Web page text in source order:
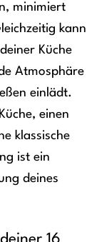
minimiert
kann
Küche
Atmosphäre
einlädt.
einen
klassische
ist ein
deines